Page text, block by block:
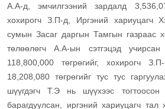
А.А-д, эмчилгээний зардалд
хохирогч З.П-д, Иргэний хариуцагч
сумын Засаг даргын Тамгын газраас
төлөөлөгч А.А-ын сэтгэцэд
118,800,000 төгрөгийг, хохирогч
18,208,080 төгрөгийг тус тус
шүүгдэгч Т.Э нь шүүхээс
барагдуулсан, иргэний хариуцагч тал